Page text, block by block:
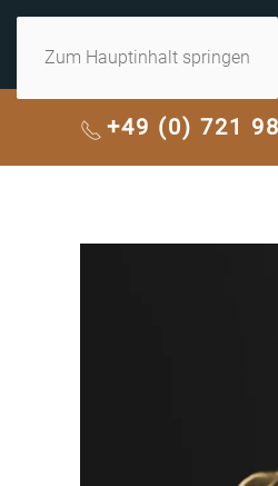
Zum Hauptinhalt springen
+49 (0) 721